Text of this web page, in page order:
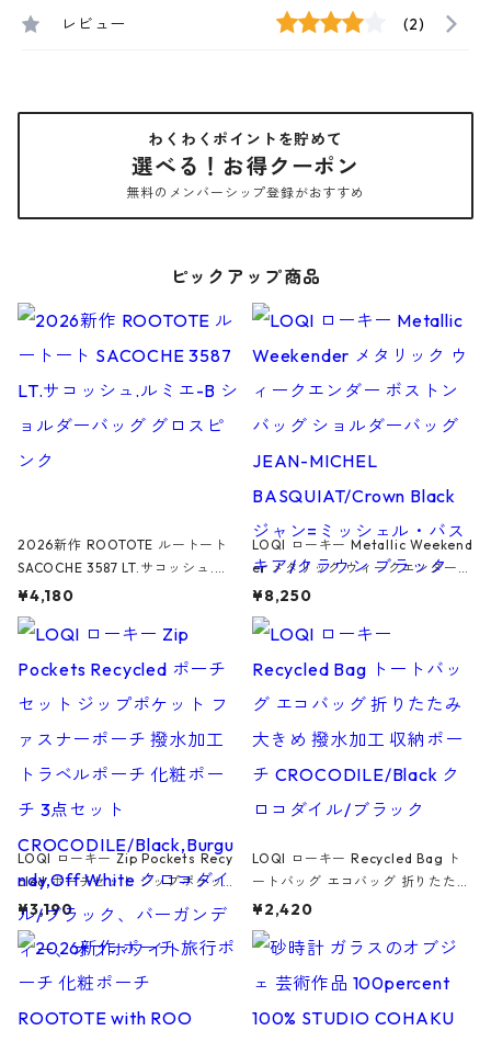
レビュー (2)
わくわくポイントを貯めて
選べる！お得クーポン
無料のメンバーシップ登録がおすすめ
ピックアップ商品
2026新作 ROOTOTE ルートート
SACOCHE 3587 LT.サコッシュ.ル
ミエ-B ショルダーバッグ グロスピ
ンク
¥4,180
LOQI ローキー Metallic Weekend
er メタリック ウィークエンダー
ボストンバッグ ショルダーバッグ
JEAN-MICHEL BASQUIAT/Crown
Black ジャン=ミッシェル・バスキ
ア/クラウン ブラック
¥8,250
LOQI ローキー Zip Pockets Recy
cled ポーチセット ジップポケット
ファスナーポーチ 撥水加工 トラベ
ルポーチ 化粧ポーチ 3点セット C
ROCODILE/Black,Burgundy,Off
White クロコダイル/ブラック、バ
¥3,190
LOQI ローキー Recycled Bag ト
ートバッグ エコバッグ 折りたたみ
大きめ 撥水加工 収納ポーチ CRO
CODILE/Black クロコダイル/ブラ
ック
¥2,420